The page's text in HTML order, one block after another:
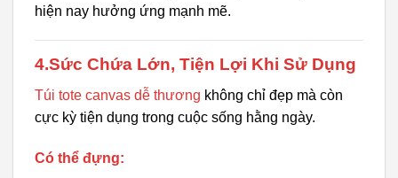
hiện nay hưởng ứng mạnh mẽ.
4.Sức Chứa Lớn, Tiện Lợi Khi Sử Dụng
Túi tote canvas dễ thương không chỉ đẹp mà còn
cực kỳ tiện dụng trong cuộc sống hằng ngày.
Có thể đựng: